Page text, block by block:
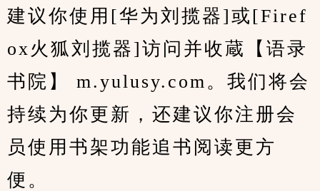
建议你使用[华为刘揽器]或[Firef
ox火狐刘揽器]访问并收蔵【语录
书院】 m.yulusy.com。我们将会
持续为你更新，还建议你注册会
员使用书架功能追书阅读更方
便。